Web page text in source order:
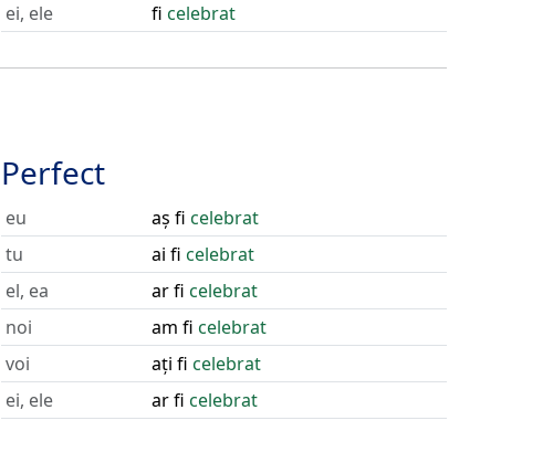
ei, ele
fi celebrat
Perfect
eu aș fi celebrat
tu
ai fi celebrat
el, ea
ar fi celebrat
noi
am fi celebrat
voi
ați fi celebrat
ei, ele
ar fi celebrat